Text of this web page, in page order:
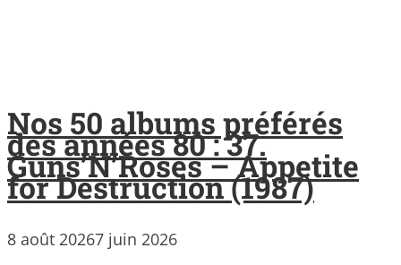
Nos 50 albums préférés
des années 80 : 37.
Guns’N’Roses – Appetite
for Destruction (1987)
8 août 20267 juin 2026